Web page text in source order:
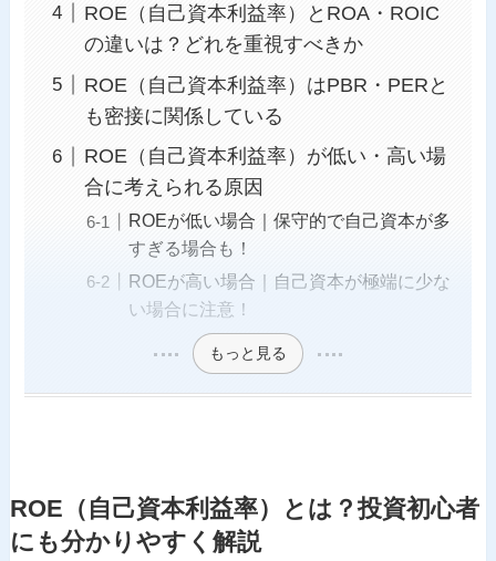
ROE（自己資本利益率）とROA・ROIC
の違いは？どれを重視すべきか
ROE（自己資本利益率）はPBR・PERと
も密接に関係している
ROE（自己資本利益率）が低い・高い場
合に考えられる原因
ROEが低い場合｜保守的で自己資本が多
すぎる場合も！
ROEが高い場合｜自己資本が極端に少な
い場合に注意！
もっと見る
ROE（自己資本利益率）とは？投資初心者
にも分かりやすく解説